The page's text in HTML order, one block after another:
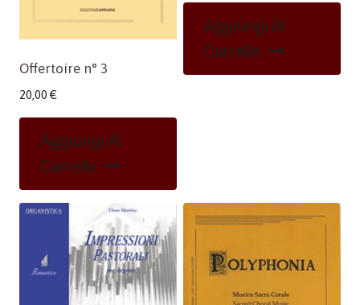
Offertoire n° 3
20,00 €
Aggiungi Al
Carrello
Aggiungi Al
Carrello